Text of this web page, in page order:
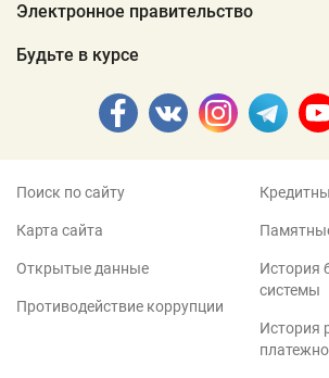
Электронное правительство
Будьте в курсе
Поиск по сайту
Карта сайта
Открытые данные
Противодействие коррупции
История
системы
История